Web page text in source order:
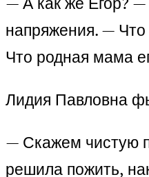
напряжения. —
Что родная мама
Лидия Павловна
— Скажем чистую
решила пожить,